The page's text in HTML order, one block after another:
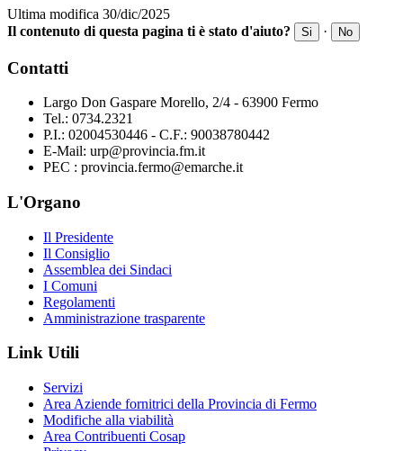
Ultima modifica 30/dic/2025
Il contenuto di questa pagina ti è stato d'aiuto?
Si · No
Contatti
Largo Don Gaspare Morello, 2/4 - 63900 Fermo
Tel.: 0734.2321
P.I.: 02004530446 - C.F.: 90038780442
E-Mail: urp@provincia.fm.it
PEC : provincia.fermo@emarche.it
L'Organo
Il Presidente
Il Consiglio
Assemblea dei Sindaci
I Comuni
Regolamenti
Amministrazione trasparente
Link Utili
Servizi
Area Aziende fornitrici della Provincia di Fermo
Modifiche alla viabilità
Area Contribuenti Cosap